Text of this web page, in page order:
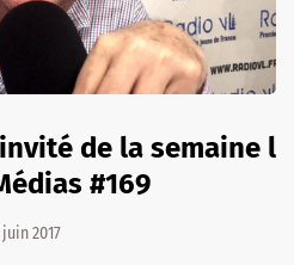
de la semaine l
#169
juin 2017